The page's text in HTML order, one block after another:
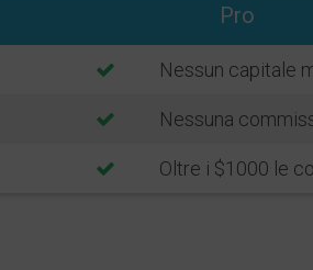
Pro
Nessun capitale
Nessuna
Oltre i $1000 le